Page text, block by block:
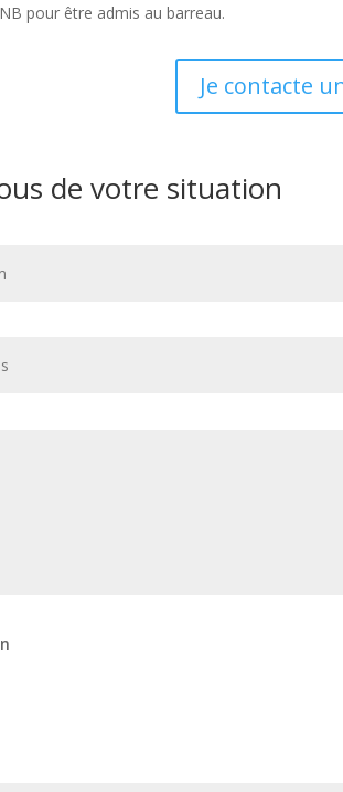
pour être admis au barreau.
Je contacte
de votre situation